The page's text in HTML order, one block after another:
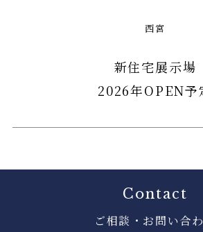
西宮
新住宅展示場
2026年OPEN予
Contact
ご相談・お問い合